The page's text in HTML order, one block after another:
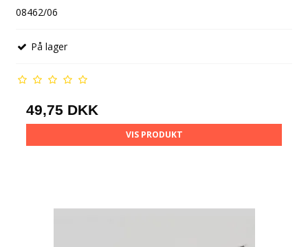
08462/06
På lager
49,75 DKK
VIS PRODUKT